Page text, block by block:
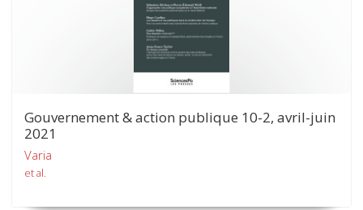
Gouvernement & action publique 10-2, avril-juin
2021
Varia
et al.